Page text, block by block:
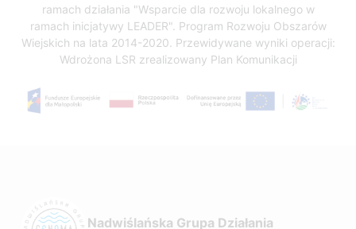
ramach działania "Wsparcie dla rozwoju lokalnego w
ramach inicjatywy LEADER". Program Rozwoju Obszarów
Wiejskich na lata 2014-2020. Przewidywane wyniki operacji:
Wdrożona LSR zrealizowany Plan Komunikacji
Nadwiślańska Grupa Działania